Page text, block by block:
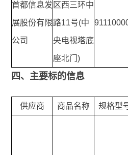
首都信息发
展股份有限
公司
区西三环中
路11号(中
央电视塔底
座北门)
四、主要标的信息
供应商 商品名称 规格型